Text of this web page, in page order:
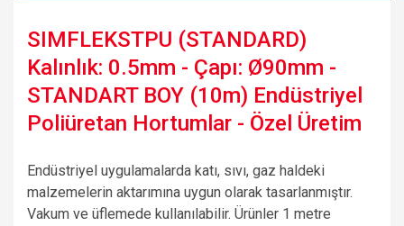
SIMFLEKSTPU (STANDARD)
Kalınlık: 0.5mm - Çapı: Ø90mm -
STANDART BOY (10m) Endüstriyel
Poliüretan Hortumlar - Özel Üretim
Endüstriyel uygulamalarda katı, sıvı, gaz haldeki
malzemelerin aktarımına uygun olarak tasarlanmıştır.
Vakum ve üflemede kullanılabilir. Ürünler 1 metre